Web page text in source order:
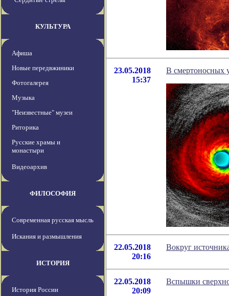
КУЛЬТУРА
Афиша
Новые передвжиники
Фотогалерея
Музыка
"Неизвестные" музеи
Риторика
Русские храмы и
монастыри
Видеоархив
ФИЛОСОФИЯ
Современная русская мысль
Искания и размышления
ИСТОРИЯ
История России
23.05.2018
15:37
В смертоносных
22.05.2018
20:16
Вокруг
22.05.2018
20:09
Вспышки